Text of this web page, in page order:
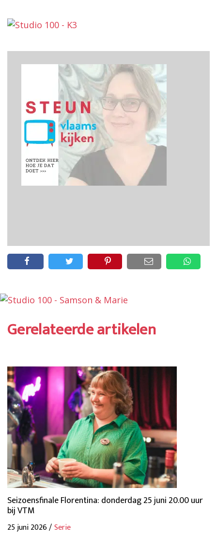
Gerelateerde artikelen
Seizoensfinale Florentina: donderdag 25 juni 20.00 uur
bij VTM
25 juni 2026 /Serie